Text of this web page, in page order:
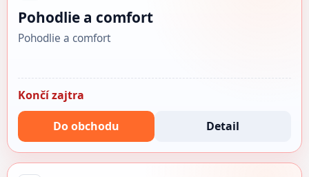
Pohodlie a comfort
Pohodlie a comfort
Končí zajtra
Do obchodu Detail